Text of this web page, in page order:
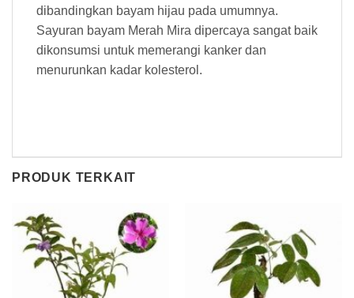
dibandingkan bayam hijau pada umumnya.
Sayuran bayam Merah Mira dipercaya sangat baik
dikonsumsi untuk memerangi kanker dan
menurunkan kadar kolesterol.
PRODUK TERKAIT